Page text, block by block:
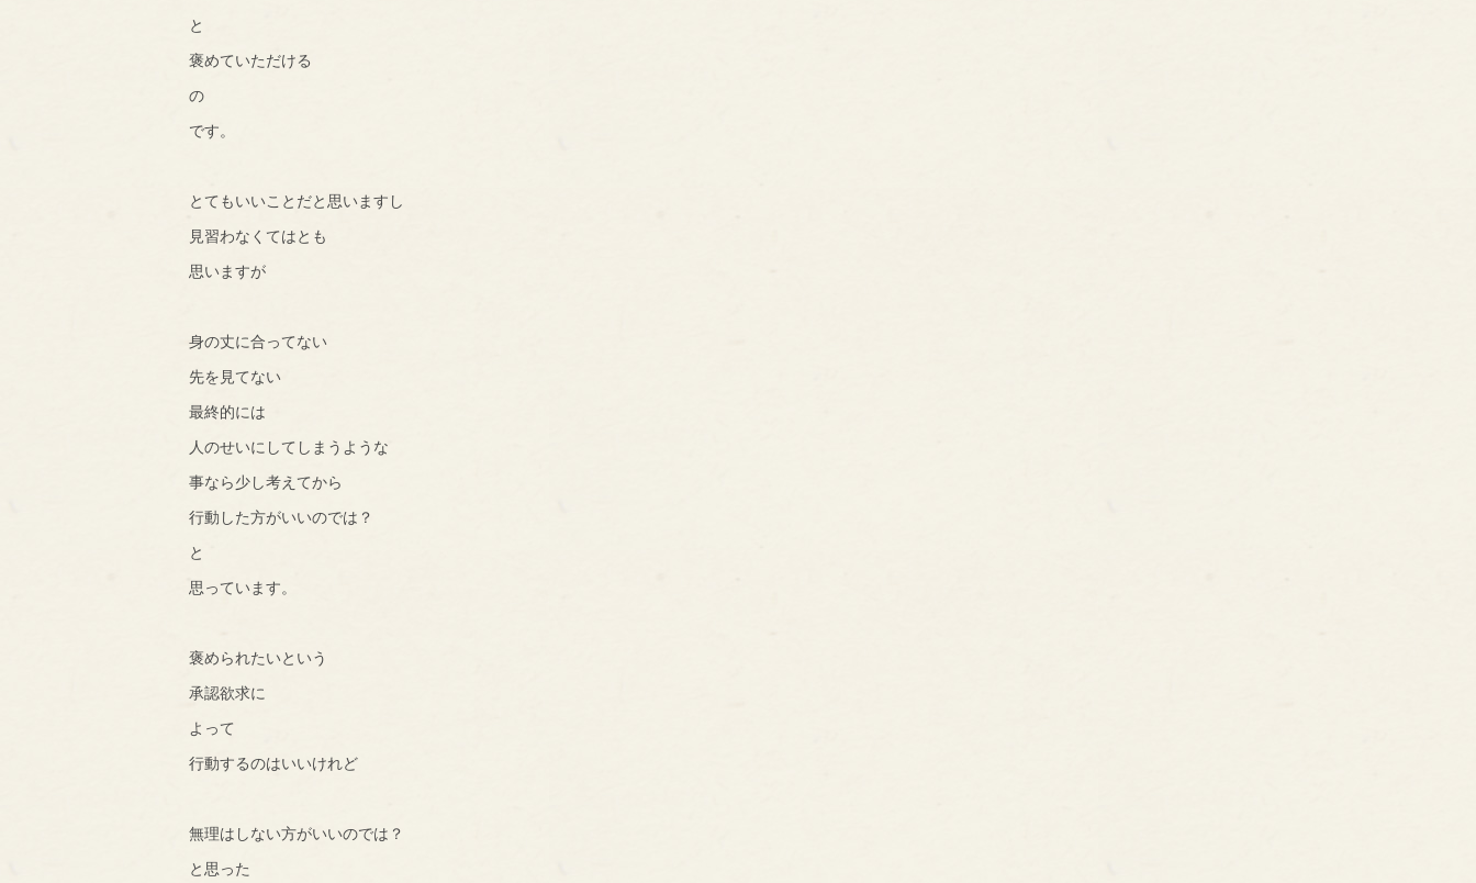
と
褒めていただける
の
です。
とてもいいことだと思いますし
見習わなくてはとも
思いますが
身の丈に合ってない
先を見てない
最終的には
人のせいにしてしまうような
事なら少し考えてから
行動した方がいいのでは？
と
思っています。
褒められたいという
承認欲求に
よって
行動するのはいいけれど
無理はしない方がいいのでは？
と思った